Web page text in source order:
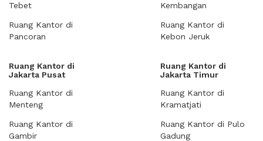
Tebet
Ruang Kantor di
Pancoran
Kembangan
Ruang Kantor di
Kebon Jeruk
Ruang Kantor di
Jakarta Pusat
Ruang Kantor di
Menteng
Ruang Kantor di
Gambir
Ruang Kantor di
Jakarta Timur
Ruang Kantor di
Kramatjati
Ruang Kantor di Pulo
Gadung